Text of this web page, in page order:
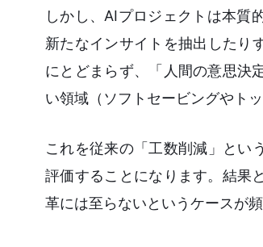
しかし、AIプロジェクトは本質
新たなインサイトを抽出したり
にとどまらず、「人間の意思決
い領域（ソフトセービングやト
これを従来の「工数削減」とい
評価することになります。結果
革には至らないというケースが頻